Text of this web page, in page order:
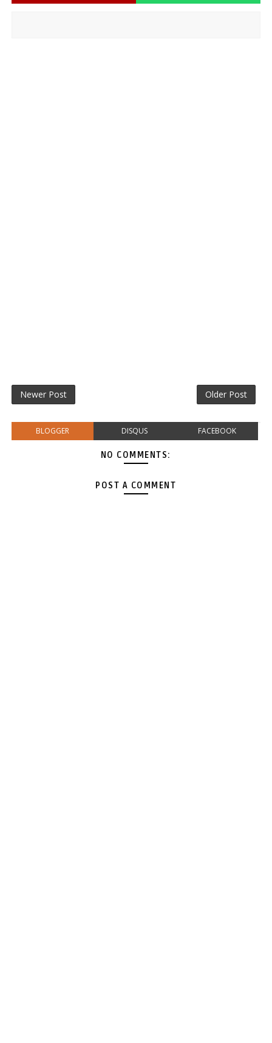
Newer Post Older Post
BLOGGER DISQUS FACEBOOK
NO COMMENTS:
POST A COMMENT